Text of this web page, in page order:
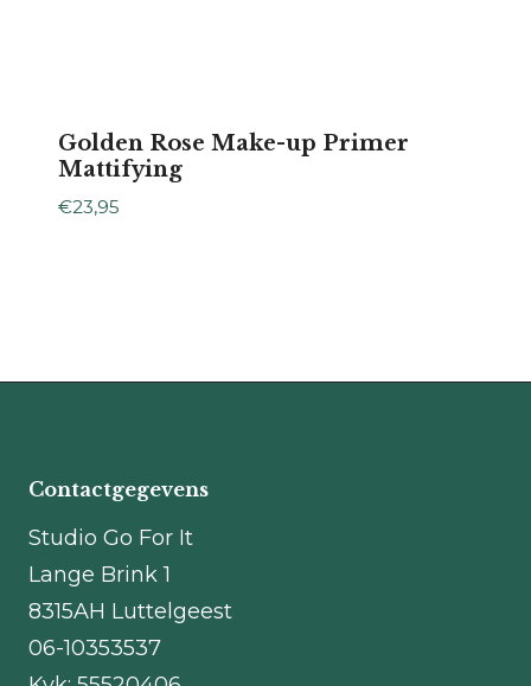
Golden Rose Make-up Primer
Mattifying
€23,95
Contactgegevens
Studio Go For It
Lange Brink 1
8315AH Luttelgeest
06-10353537